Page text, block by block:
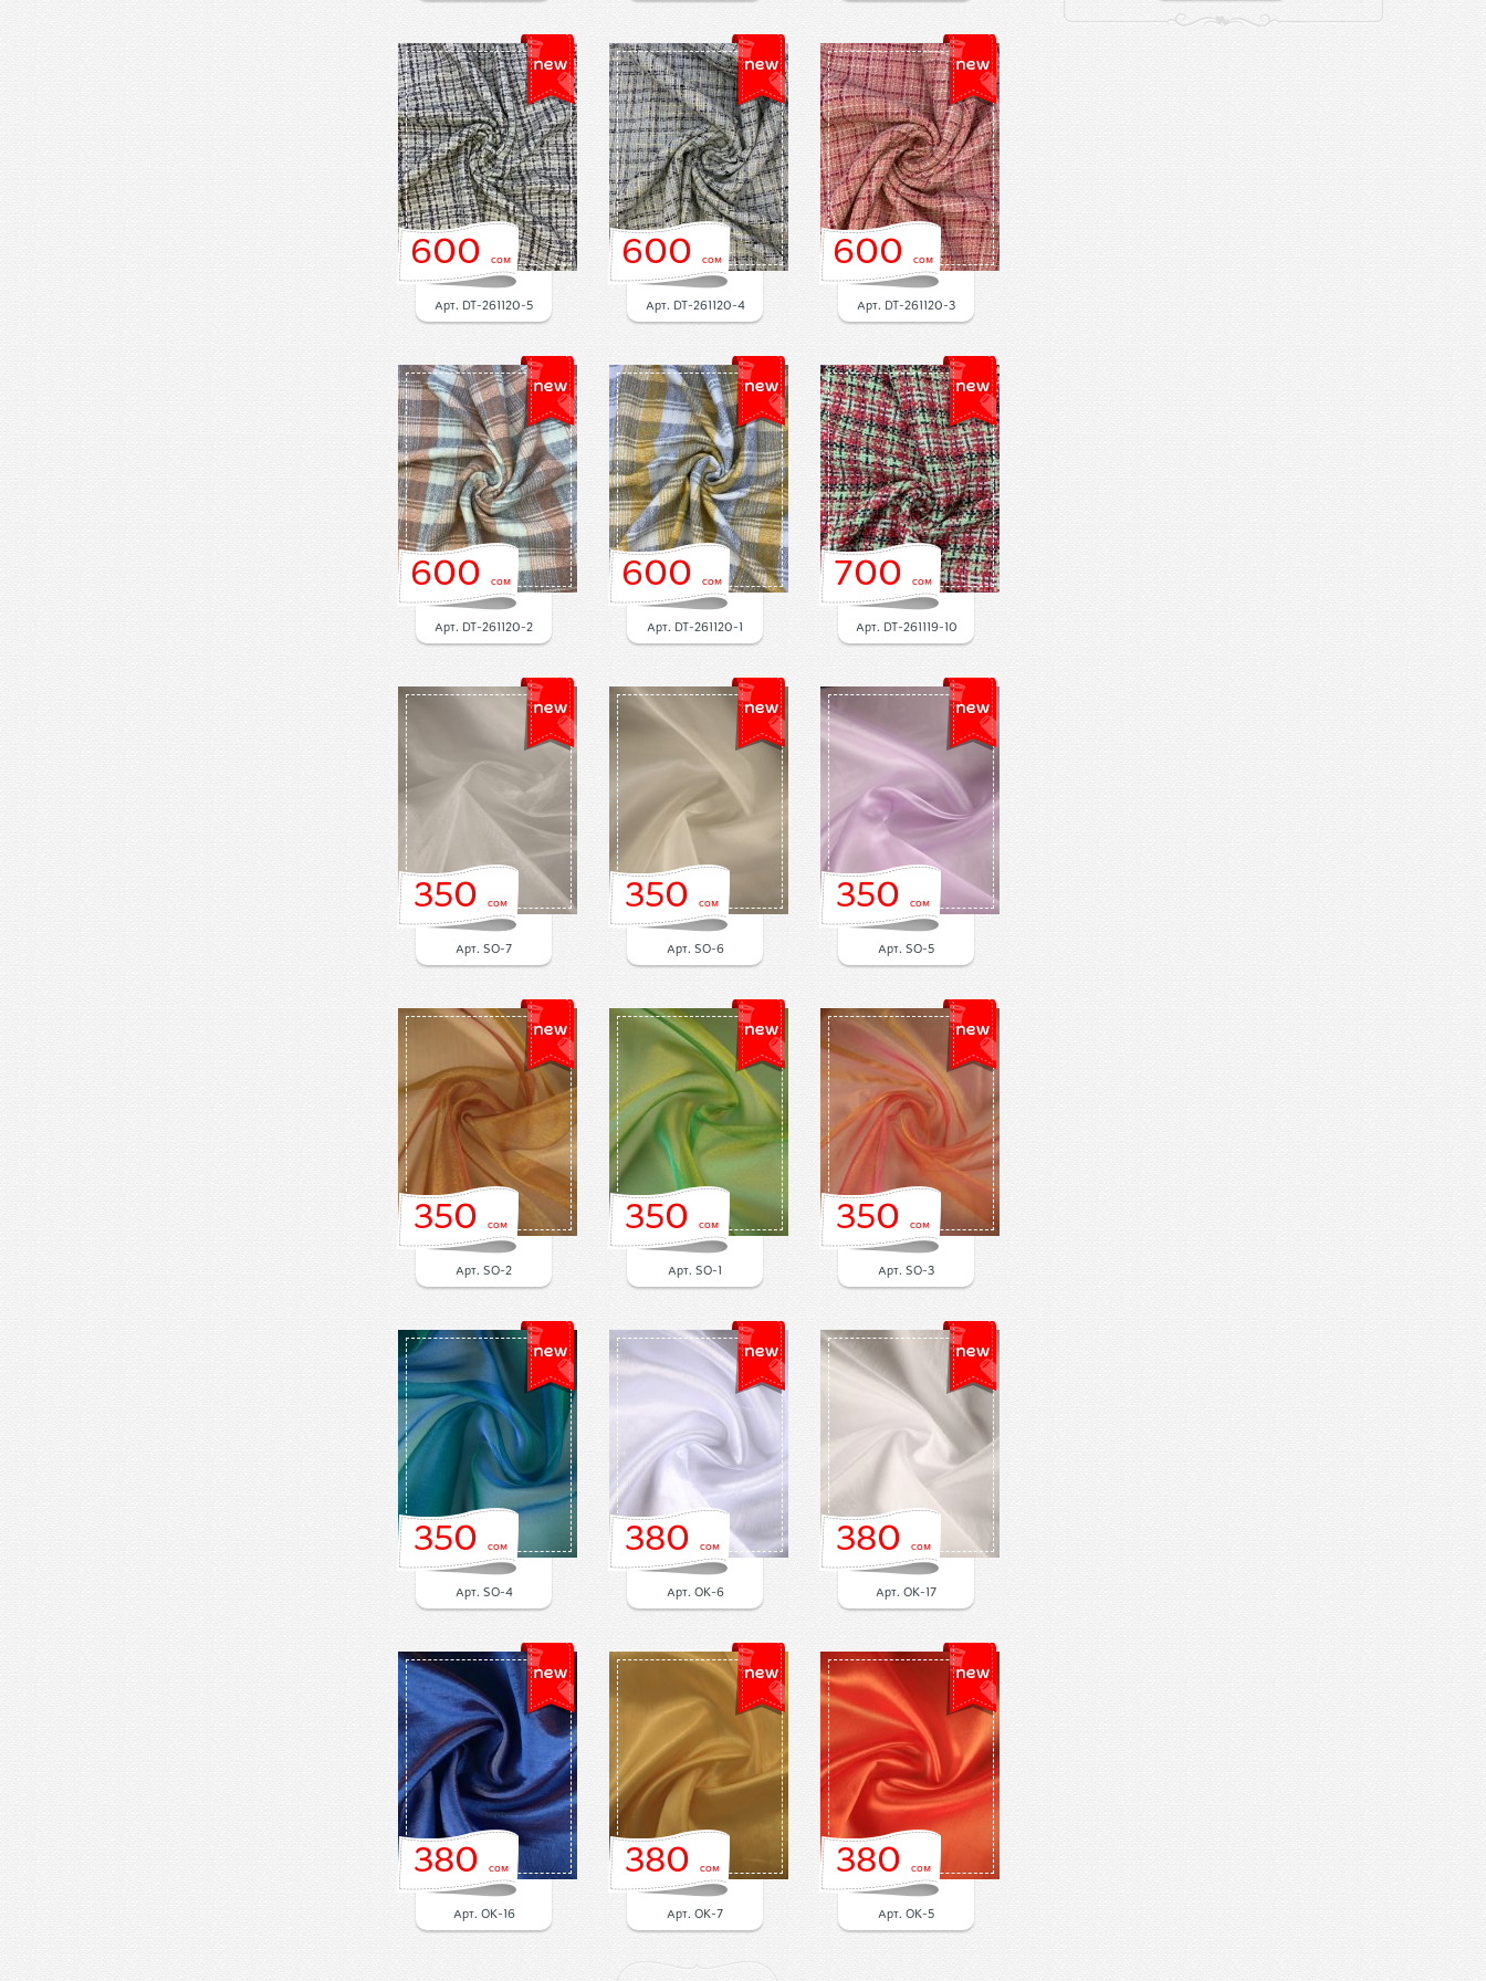
Арт. DT-261120-5
600 сом
Арт. DT-261120-4
600 сом
Арт. DT-261120-3
600 сом
Арт. DT-261120-2
600 сом
Арт. DT-261120-1
600 сом
Арт. DT-261119-10
700 сом
Арт. SO-7
350 сом
Арт. SO-6
350 сом
Арт. SO-5
350 сом
Арт. SO-2
350 сом
Арт. SO-1
350 сом
Арт. SO-3
350 сом
Арт. SO-4
350 сом
Арт. OK-6
380 сом
Арт. OK-17
380 сом
Арт. OK-16
380 сом
Арт. OK-7
380 сом
Арт. OK-5
380 сом